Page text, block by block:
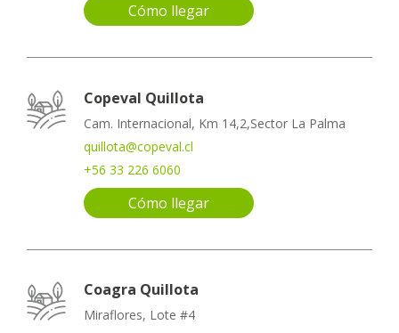
Cómo llegar
Copeval Quillota
Cam. Internacional, Km 14,2,Sector La Palma
quillota@copeval.cl
+56 33 226 6060
Cómo llegar
Coagra Quillota
Miraflores, Lote #4